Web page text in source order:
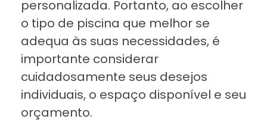
personalizada. Portanto, ao escolher
o tipo de piscina que melhor se
adequa às suas necessidades, é
importante considerar
cuidadosamente seus desejos
individuais, o espaço disponível e seu
orçamento.